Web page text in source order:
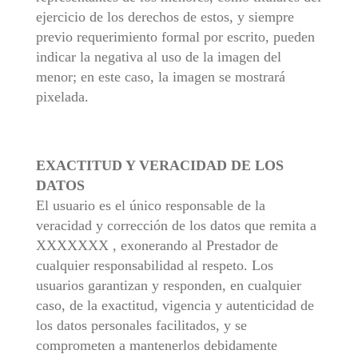
ejercicio de los derechos de estos, y siempre
previo requerimiento formal por escrito, pueden
indicar la negativa al uso de la imagen del
menor; en este caso, la imagen se mostrará
pixelada.
EXACTITUD Y VERACIDAD DE LOS
DATOS
El usuario es el único responsable de la
veracidad y corrección de los datos que remita a
XXXXXXX , exonerando al Prestador de
cualquier responsabilidad al respeto. Los
usuarios garantizan y responden, en cualquier
caso, de la exactitud, vigencia y autenticidad de
los datos personales facilitados, y se
comprometen a mantenerlos debidamente